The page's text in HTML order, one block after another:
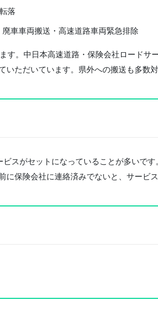
落
車車両搬送・高速道路車両緊急排除
す。中日本高速道路・保険会社ロードサ
ただいています。県外への搬送も多数対
スがセットになっていることが多いで
保険会社に連絡済みでないと、サービ